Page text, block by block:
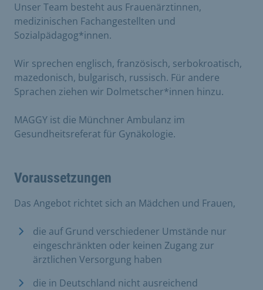
Unser Team besteht aus Frauenärztinnen,
medizinischen Fachangestellten und
Sozialpädagog*innen.
Wir sprechen englisch, französisch, serbokroatisch,
mazedonisch, bulgarisch, russisch. Für andere
Sprachen ziehen wir Dolmetscher*innen hinzu.
MAGGY ist die Münchner Ambulanz im
Gesundheitsreferat für Gynäkologie.
Voraussetzungen
Das Angebot richtet sich an Mädchen und Frauen,
die auf Grund verschiedener Umstände nur
eingeschränkten oder keinen Zugang zur
ärztlichen Versorgung haben
die in Deutschland nicht ausreichend